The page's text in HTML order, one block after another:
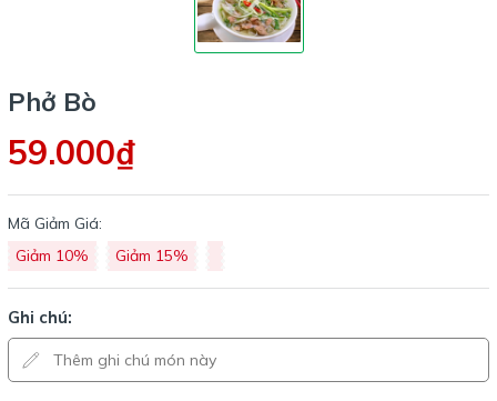
Phở Bò
59.000₫
Mã Giảm Giá:
Giảm 10%
Giảm 15%
Ghi chú: